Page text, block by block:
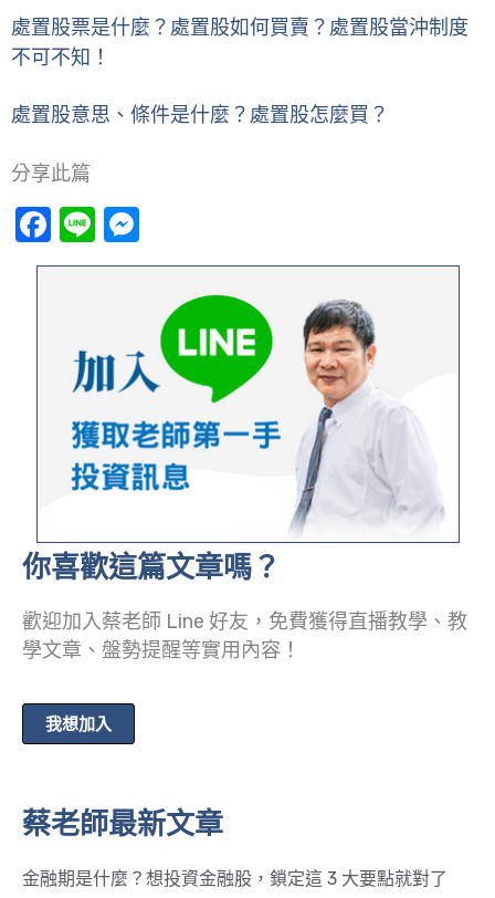
處置股票是什麼？處置股如何買賣？處置股當沖制度
不可不知！
處置股意思、條件是什麼？處置股怎麼買？
分享此篇
Facebook
Line
你喜歡這篇文章嗎？
歡迎加入蔡老師 Line 好友，免費獲得直播教學、教
學文章、盤勢提醒等實用內容！
我想加入
蔡老師最新文章
金融期是什麼？想投資金融股，鎖定這 3 大要點就對了